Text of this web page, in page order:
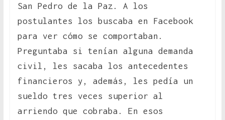
San Pedro de la Paz. A los
postulantes los buscaba en Facebook
para ver cómo se comportaban.
Preguntaba si tenían alguna demanda
civil, les sacaba los antecedentes
financieros y, además, les pedía un
sueldo tres veces superior al
arriendo que cobraba. En esos